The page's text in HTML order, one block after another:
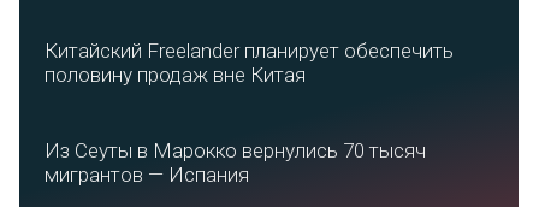
Китайский Freelander планирует обеспечить
половину продаж вне Китая
Из Сеуты в Марокко вернулись 70 тысяч
мигрантов — Испания